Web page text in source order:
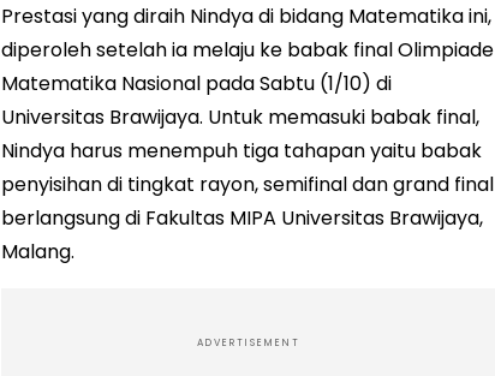
Prestasi yang diraih Nindya di bidang Matematika ini,
diperoleh setelah ia melaju ke babak final Olimpiade
Matematika Nasional pada Sabtu (1/10) di
Universitas Brawijaya. Untuk memasuki babak final,
Nindya harus menempuh tiga tahapan yaitu babak
penyisihan di tingkat rayon, semifinal dan grand final
berlangsung di Fakultas MIPA Universitas Brawijaya,
Malang.
ADVERTISEMENT